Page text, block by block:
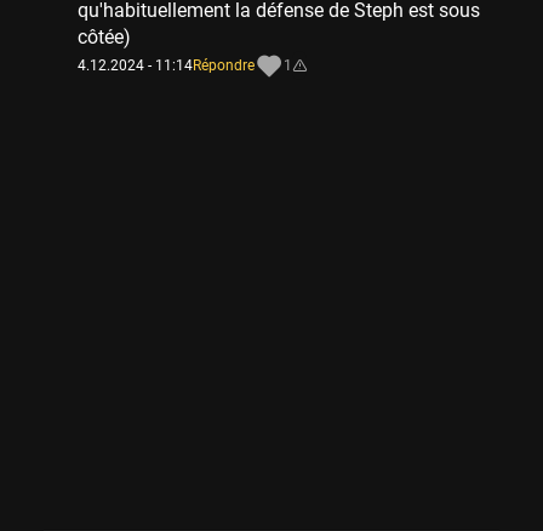
qu'habituellement la défense de Steph est sous
côtée)
4.12.2024 - 11:14Répondre 1